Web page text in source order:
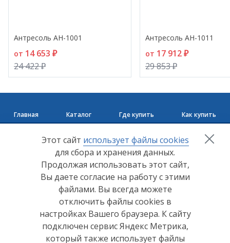
Антресоль АН-1001
от 14 653 ₽
24 422 ₽
Антресоль АН-1011
от 17 912 ₽
29 853 ₽
Главная Каталог Где купить Как купить
+7 (8412) 65-33-00
info@lerom.ru
Согласие на обработку персональных данных
Политика конфиденциальности
Согласие на обработку персональных данных Яндекс
Этот сайт использует файлы cookies
для сбора и хранения данных.
Продолжая использовать этот сайт,
Вы даете согласие на работу с этими
файлами. Вы всегда можете
отключить файлы cookies в
настройках Вашего браузера. К сайту
подключен сервис Яндекс Метрика,
который также использует файлы